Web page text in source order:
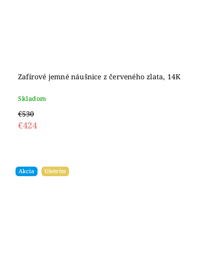
Zafírové jemné náušnice z červeného zlata, 14K
Skladom
€530
€424
Akcia Ušetríte